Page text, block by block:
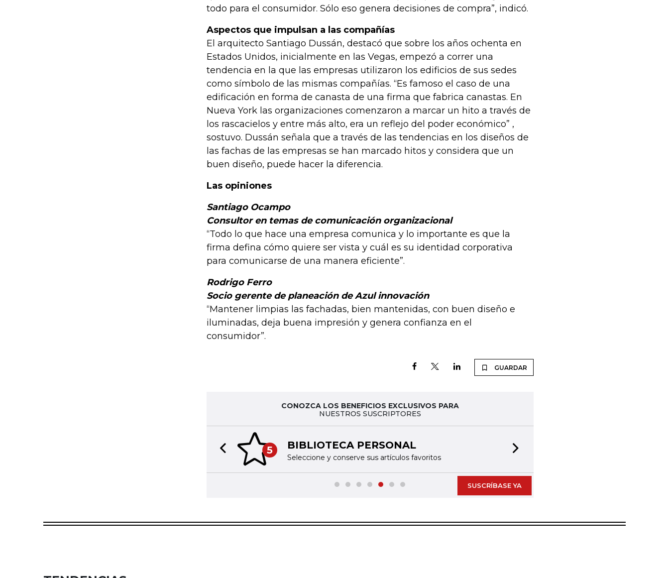
todo para el consumidor. Sólo eso genera decisiones de compra”, indicó.
Aspectos que impulsan a las compañías
El arquitecto Santiago Dussán, destacó que sobre los años ochenta en
Estados Unidos, inicialmente en las Vegas, empezó a correr una
tendencia en la que las empresas utilizaron los edificios de sus sedes
como símbolo de las mismas compañías. “Es famoso el caso de una
edificación en forma de canasta de una firma que fabrica canastas. En
Nueva York las organizaciones comenzaron a marcar un hito a través de
los rascacielos y entre más alto, era un reflejo del poder económico” ,
sostuvo. Dussán señala que a través de las tendencias en los diseños de
las fachas de las empresas se han marcado hitos y considera que un
buen diseño, puede hacer la diferencia.
Las opiniones
Santiago Ocampo
Consultor en temas de comunicación organizacional
“Todo lo que hace una empresa comunica y lo importante es que la
firma defina cómo quiere ser vista y cuál es su identidad corporativa
para comunicarse de una manera eficiente”.
Rodrigo Ferro
Socio gerente de planeación de Azul innovación
“Mantener limpias las fachadas, bien mantenidas, con buen diseño e
iluminadas, deja buena impresión y genera confianza en el
consumidor”.
GUARDAR
CONOZCA LOS BENEFICIOS EXCLUSIVOS PARA
NUESTROS SUSCRIPTORES
5 BIBLIOTECA PERSONAL
Seleccione y conserve sus artículos favoritos
Previous slide
SUSCRÍBASE YA